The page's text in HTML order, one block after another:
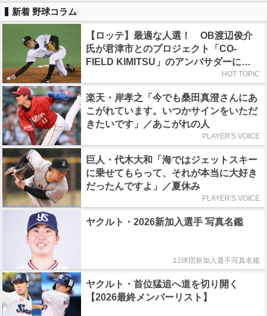
新着 野球コラム
【ロッテ】最適な人選！ OB渡辺俊介
氏が君津市とのプロジェクト「CO-
FIELD KIMITSU」のアンバサダーに就
HOT TOPIC
楽天・岸孝之「今でも桑田真澄さんにあ
こがれています。いつかサインをいただ
きたいです」／あこがれの人
PLAYER'S VOICE
巨人・代木大和「海ではジェットスキー
に乗せてもらって、それが本当に大好き
だったんですよ」／夏休み
PLAYER'S VOICE
ヤクルト・2026新加入選手 写真名鑑
12球団新加入選手写真名鑑
ヤクルト・首位猛追へ道を切り開く
【2026最終メンバーリスト】